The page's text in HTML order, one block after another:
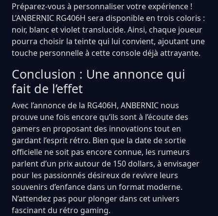
Préparez-vous à personnaliser votre expérience !
L’ANBERNIC RG406H sera disponible en trois coloris :
noir, blanc et violet translucide. Ainsi, chaque joueur
pourra choisir la teinte qui lui convient, ajoutant une
touche personnelle à cette console déjà attrayante.
Conclusion : Une annonce qui
fait de l’effet
Avec l’annonce de la RG406H, ANBERNIC nous
prouve une fois encore qu’ils sont à l’écoute des
gamers en proposant des innovations tout en
gardant l’esprit rétro. Bien que la date de sortie
officielle ne soit pas encore connue, les rumeurs
parlent d’un prix autour de 150 dollars, à envisager
pour les passionnés désireux de revivre leurs
souvenirs d’enfance dans un format moderne.
N’attendez pas pour plonger dans cet univers
fascinant du rétro gaming.